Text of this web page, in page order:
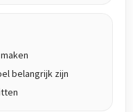
belangrijk zijn